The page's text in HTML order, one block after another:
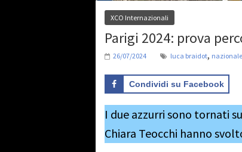
XCO Internazionali
Parigi 2024: prova
26/07/2024 luca braidot,
Condividi su Facebook
I due azzurri sono tornati
Chiara Teocchi hanno